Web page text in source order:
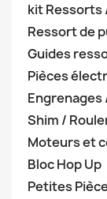
kit Ressorts
Ressort de
Guides
Pièces
Engrenages
Shim /
Moteurs et
Bloc Hop Up
Petites